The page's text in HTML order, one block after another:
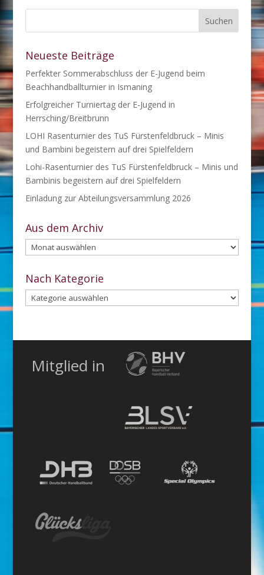
Neueste Beiträge
Perfekter Sommerabschluss der E-Jugend beim
Beachhandballturnier in Ismaning
Erfolgreicher Turniertag der E-Jugend in
Herrsching/Breitbrunn
LOHI Rasenturnier des TuS Fürstenfeldbruck – Minis
und Bambini begeistern auf drei Spielfeldern
Lohi-Rasenturnier des TuS Fürstenfeldbruck – Minis und
Bambinis begeistern auf drei Spielfeldern
Einladung zur Abteilungsversammlung 2026
Aus dem Archiv
Aus
dem
Archiv
Nach Kategorie
Nach
Kategorie
Mitglied in